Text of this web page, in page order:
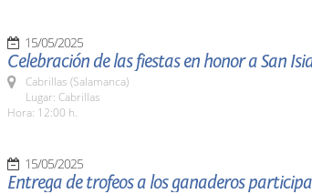
15/05/2025
Celebración de las fiestas en honor a San
Cabrillas (Salamanca)
Lugar: Cabrillas
Hora: 12:00 h.
15/05/2025
Entrega de trofeos a los ganaderos